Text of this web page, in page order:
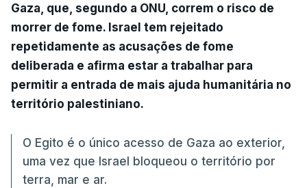
Gaza, que, segundo a ONU, correm o risco de
morrer de fome. Israel tem rejeitado
repetidamente as acusações de fome
deliberada e afirma estar a trabalhar para
permitir a entrada de mais ajuda humanitária no
território palestiniano.
O Egito é o único acesso de Gaza ao exterior,
uma vez que Israel bloqueou o território por
terra, mar e ar.